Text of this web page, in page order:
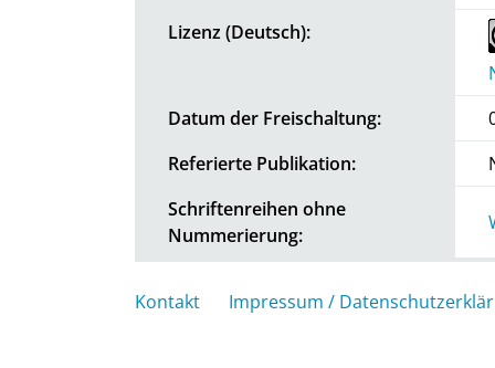
Lizenz (Deutsch):
Datum der Freischaltung:
Referierte Publikation:
Schriftenreihen ohne
Nummerierung:
Kontakt Impressum /